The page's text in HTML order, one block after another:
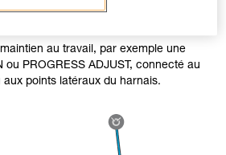
au travail, par exemple une
ou PROGRESS ADJUST, connecté au
aux points latéraux du harnais.